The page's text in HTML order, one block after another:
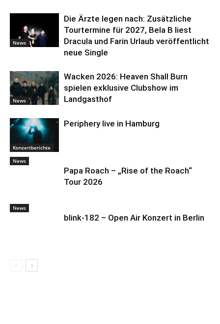
News
Die Ärzte legen nach: Zusätzliche
Tourtermine für 2027, Bela B liest
Dracula und Farin Urlaub veröffentlicht
neue Single
News
Wacken 2026: Heaven Shall Burn
spielen exklusive Clubshow im
Landgasthof
Konzertberichte
Periphery live in Hamburg
News
Papa Roach – „Rise of the Roach“
Tour 2026
News
blink-182 – Open Air Konzert in Berlin